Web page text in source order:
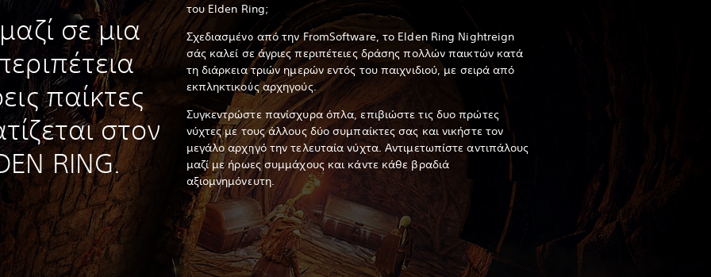
σε μια
παίκτες
στον
RING.
του Elden Ring;
Σχεδιασμένο από την FromSoftware, το Elden Ring Nightreign
σάς καλεί σε άγριες περιπέτειες δράσης πολλών παικτών κατά
τη διάρκεια τριών ημερών εντός του παιχνιδιού, με σειρά από
εκπληκτικούς αρχηγούς.
Συγκεντρώστε πανίσχυρα όπλα, επιβιώστε τις δυο πρώτες
νύχτες με τους άλλους δύο συμπαίκτες σας και νικήστε τον
μεγάλο αρχηγό την τελευταία νύχτα. Αντιμετωπίστε αντιπάλους
μαζί με ήρωες συμμάχους και κάντε κάθε βραδιά
αξιομνημόνευτη.